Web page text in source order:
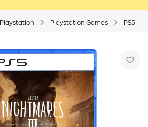
Playstation Playstation Games PS5